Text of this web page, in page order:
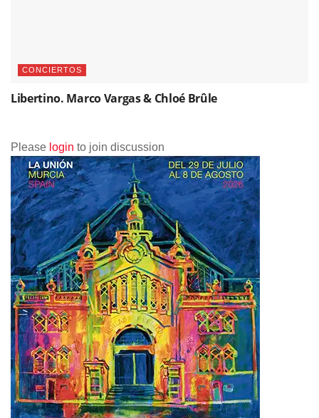
CONCIERTOS
Libertino. Marco Vargas & Chloé Brûle
Please login to join discussion